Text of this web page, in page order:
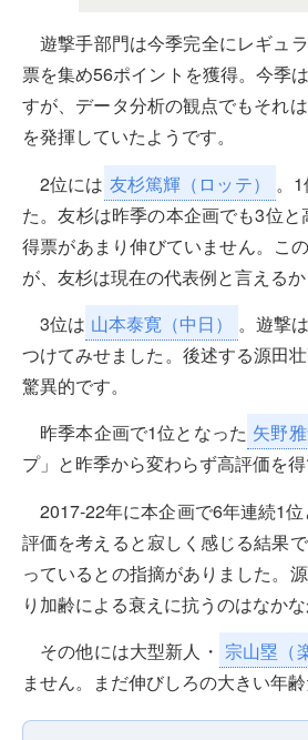
遊撃手部門は今季完全にレギュ
票を集め56ポイントを獲得。今季
すが、データ分析の観点でもそれ
を発揮していたようです。
2位には 友杉篤輝（ロッテ）
。
た。友杉は昨季の本企画でも3位
得票があまり伸びていません。こ
が、友杉は現在の代表例と言えるか
3位は 山本泰寛（中日）
。遊撃
つけてみせました。後述する源田
驚異的です。
昨季本企画で1位となった 矢野雅
プ」と昨季から変わらず高評価を
2017-22年に本企画で6年連続1
評価を考えると寂しく感じる結果
っているとの指摘がありました。
り加齢による衰えに抗うのはなかな
その他には大型新人・ 宗山塁（
ません。まだ伸びしろの大きい年